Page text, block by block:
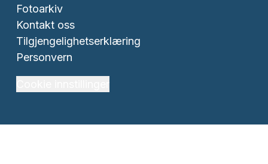
Fotoarkiv
Kontakt oss
Tilgjengelighetserklæring
Personvern